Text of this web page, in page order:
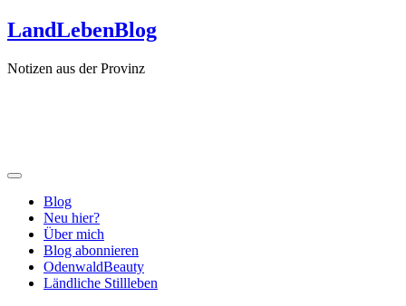
Zum
Inhalt
LandLebenBlog
Notizen aus der Provinz
Blog
Neu hier?
Über mich
Blog abonnieren
OdenwaldBeauty
Ländliche Stillleben